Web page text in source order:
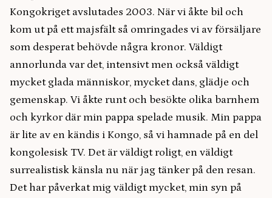
Kongokriget avslutades 2003. När vi åkte bil och
kom ut på ett majsfält så omringades vi av försäljare
som desperat behövde några kronor. Väldigt
annorlunda var det, intensivt men också väldigt
mycket glada människor, mycket dans, glädje och
gemenskap. Vi åkte runt och besökte olika barnhem
och kyrkor där min pappa spelade musik. Min pappa
är lite av en kändis i Kongo, så vi hamnade på en del
kongolesisk TV. Det är väldigt roligt, en väldigt
surrealistisk känsla nu när jag tänker på den resan.
Det har påverkat mig väldigt mycket, min syn på